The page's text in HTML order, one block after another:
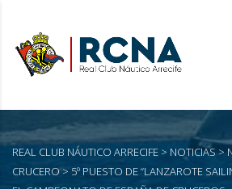
REAL CLUB NÁUTICO ARRECIFE > NOTICIAS>
CRUCERO> 5º PUESTO DE “LANZAROTE